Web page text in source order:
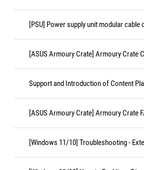
[PSU] Power supply unit modular cable
[ASUS Armoury Crate] Armoury Crate
Support and Introduction of Content
[ASUS Armoury Crate] Armoury Crate
[Windows 11/10] Troubleshooting -